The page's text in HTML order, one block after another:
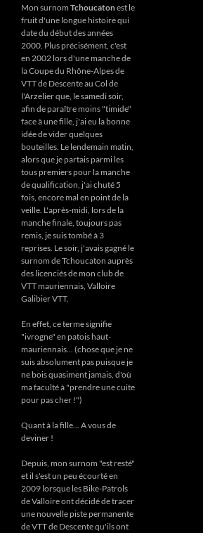
Mon surnom Tchoucatonest le
fruit d'une longue histoire qui
date du début des années
2000. Plus précisément, c'est
en 2002 lors d'une manche de
la Coupe du Rhône-Alpes de
VTT de Descente au Col de
l'Arzelier que, le samedi soir,
afin de paraître moins "timide"
face à une fille, j'ai eu la bonne
idée de vider quelques
bouteilles. Le lendemain matin,
alors que je partais parmi les
tous premiers pour la manche
de qualification, j'ai chuté 5
fois, encore mal en point de la
veille. L'après-midi, lors de la
manche finale, toujours pas
remis, je suis tombé à 3
reprises. Le soir, j'avais gagné le
surnom de Tchoucaton auprès
des licenciés de mon club de
VTT mauriennais, Valloire
Galibier VTT.
En effet, ce terme signifie
"ivrogne" en patois haut-
mauriennais... (chose que je ne
suis absolument pas puisque je
ne bois quasiment jamais, d'où
ma faculté à "prendre une cuite
pour pas cher !")
Quant à la fille... A vous de
deviner !
Depuis, mon surnom "est resté"
et il s'est un peu écourté en
2009 lorsque les Bike-Patrols
de Valloire ont décidé de tracer
une nouvelle piste permanente
de VTT de Descente qu'ils ont